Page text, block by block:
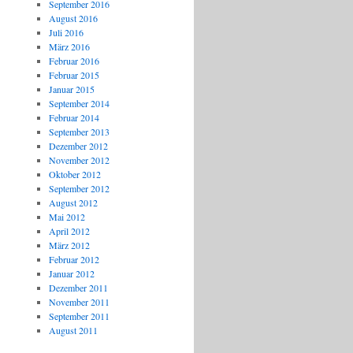
September 2016
August 2016
Juli 2016
März 2016
Februar 2016
Februar 2015
Januar 2015
September 2014
Februar 2014
September 2013
Dezember 2012
November 2012
Oktober 2012
September 2012
August 2012
Mai 2012
April 2012
März 2012
Februar 2012
Januar 2012
Dezember 2011
November 2011
September 2011
August 2011